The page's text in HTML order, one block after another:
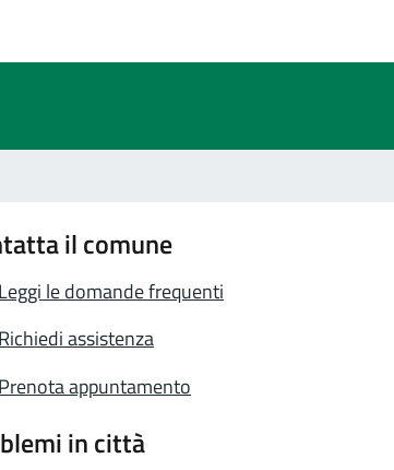
il comune
Leggi le domande frequenti
Richiedi assistenza
Prenota appuntamento
in città